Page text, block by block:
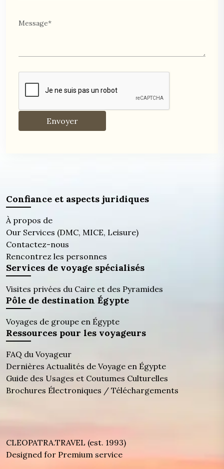
Confiance et aspects juridiques
À propos de
Our Services (DMC, MICE, Leisure)
Contactez-nous
Rencontrez les personnes
Services de voyage spécialisés
Visites privées du Caire et des Pyramides
Pôle de destination Égypte
Voyages de groupe en Égypte
Ressources pour les voyageurs
FAQ du Voyageur
Dernières Actualités de Voyage en Égypte
Guide des Usages et Coutumes Culturelles
Brochures Électroniques / Téléchargements
CLEOPATRA.TRAVEL (est. 1993)
Designed for Premium service